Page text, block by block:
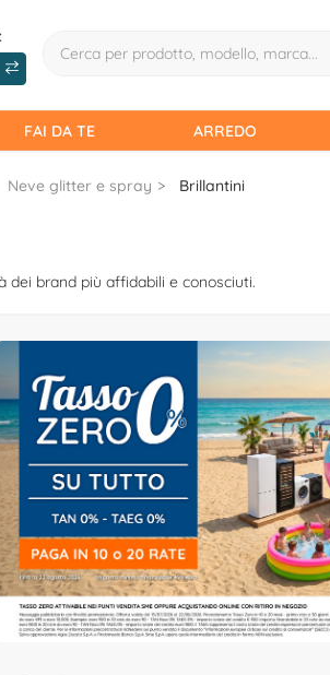
FAI DA TE ARREDO
Neve glitter e spray Brillantini
brand più affidabili e conosciuti.